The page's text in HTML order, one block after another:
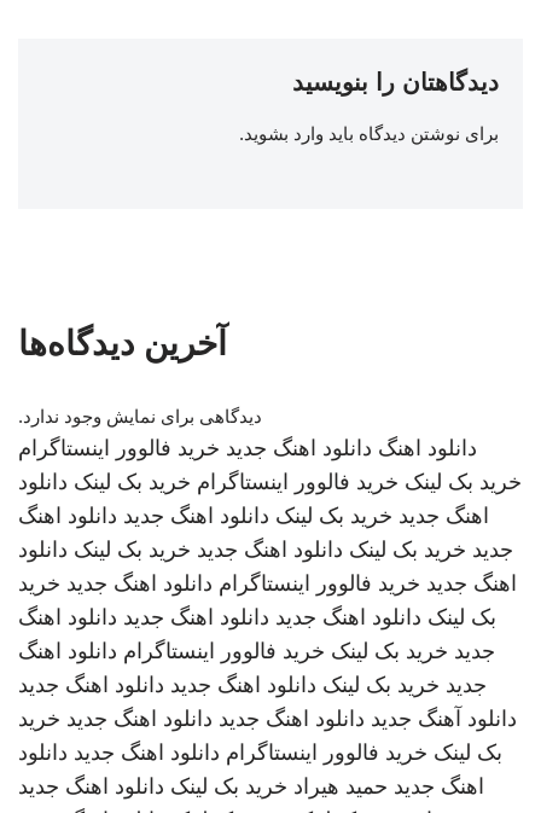
دیدگاهتان را بنویسید
برای نوشتن دیدگاه باید وارد بشوید.
آخرین دیدگاه‌ها
دیدگاهی برای نمایش وجود ندارد.
دانلود اهنگ دانلود اهنگ جدید خرید فالوور اینستاگرام
خرید بک لینک خرید فالوور اینستاگرام خرید بک لینک دانلود
اهنگ جدید خرید بک لینک دانلود اهنگ جدید دانلود اهنگ
جدید خرید بک لینک دانلود اهنگ جدید خرید بک لینک دانلود
اهنگ جدید خرید فالوور اینستاگرام دانلود اهنگ جدید خرید
بک لینک دانلود اهنگ جدید دانلود اهنگ جدید دانلود اهنگ
جدید خرید بک لینک خرید فالوور اینستاگرام دانلود اهنگ
جدید خرید بک لینک دانلود اهنگ جدید دانلود اهنگ جدید
دانلود آهنگ جدید دانلود اهنگ جدید دانلود اهنگ جدید خرید
بک لینک خرید فالوور اینستاگرام دانلود اهنگ جدید دانلود
اهنگ جدید حمید هیراد خرید بک لینک دانلود اهنگ جدید